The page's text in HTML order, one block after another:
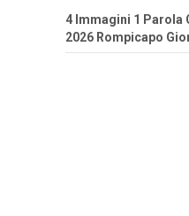
4 Immagini 1 Parola
2026 Rompicapo